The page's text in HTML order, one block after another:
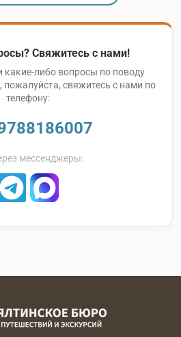
Свяжитесь с нами!
какие-либо вопросы по поводу
пожалуйста, свяжитесь с нами по
телефону:
мессенджеры: